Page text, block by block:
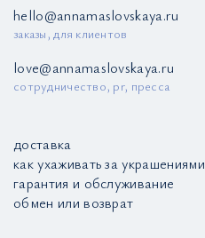
hello@annamaslovskaya.ru
заказы, для клиентов
love@annamaslovskaya.ru
сотрудничество, pr, пресса
доставка
как ухаживать за украшениями
гарантия и обслуживание
обмен или возврат